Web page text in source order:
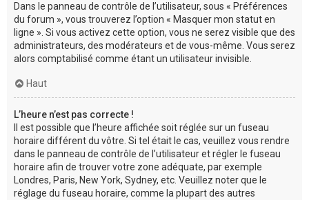
Dans le panneau de contrôle de l’utilisateur, sous « Préférences
du forum », vous trouverez l’option « Masquer mon statut en
ligne ». Si vous activez cette option, vous ne serez visible que des
administrateurs, des modérateurs et de vous-même. Vous serez
alors comptabilisé comme étant un utilisateur invisible.
Haut
L’heure n’est pas correcte !
Il est possible que l’heure affichée soit réglée sur un fuseau
horaire différent du vôtre. Si tel était le cas, veuillez vous rendre
dans le panneau de contrôle de l’utilisateur et régler le fuseau
horaire afin de trouver votre zone adéquate, par exemple
Londres, Paris, New York, Sydney, etc. Veuillez noter que le
réglage du fuseau horaire, comme la plupart des autres